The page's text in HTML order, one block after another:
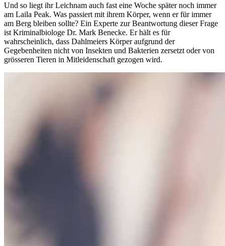
Und so liegt ihr Leichnam auch fast eine Woche später noch immer
am Laila Peak. Was passiert mit ihrem Körper, wenn er für immer
am Berg bleiben sollte? Ein Experte zur Beantwortung dieser Frage
ist Kriminalbiologe Dr. Mark Benecke. Er hält es für
wahrscheinlich, dass Dahlmeiers Körper aufgrund der
Gegebenheiten nicht von Insekten und Bakterien zersetzt oder von
grösseren Tieren in Mitleidenschaft gezogen wird.